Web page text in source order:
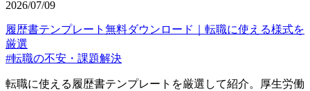
2026/07/09
履歴書テンプレート無料ダウンロード｜転職に使える様式を
厳選
#転職の不安・課題解決
転職に使える履歴書テンプレートを厳選して紹介。厚生労働